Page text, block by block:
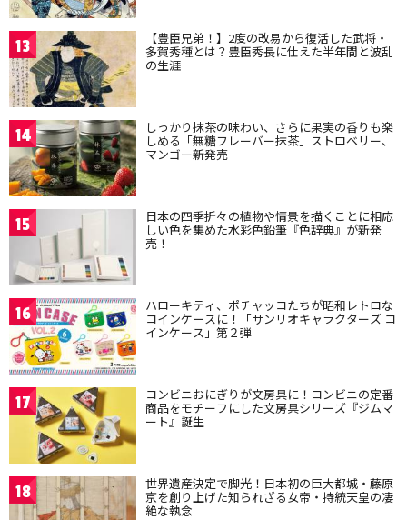
13 【豊臣兄弟！】2度の改易から復活した武将・
多賀秀種とは？豊臣秀長に仕えた半年間と波乱
の生涯
14 しっかり抹茶の味わい、さらに果実の香りも楽
しめる「無糖フレーバー抹茶」ストロベリー、
マンゴー新発売
15 日本の四季折々の植物や情景を描くことに相応
しい色を集めた水彩色鉛筆『色辞典』が新発
売！
16 ハローキティ、ポチャッコたちが昭和レトロな
コインケースに！「サンリオキャラクターズ コ
インケース」第２弾
17 コンビニおにぎりが文房具に！コンビニの定番
商品をモチーフにした文房具シリーズ『ジムマ
ート』誕生
18 世界遺産決定で脚光！日本初の巨大都城・藤原
京を創り上げた知られざる女帝・持統天皇の凄
絶な執念